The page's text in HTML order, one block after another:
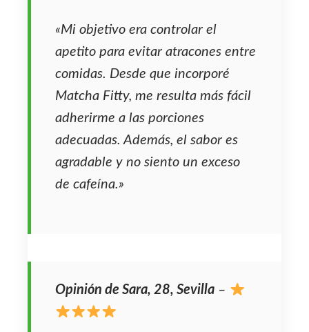
«Mi objetivo era controlar el
apetito para evitar atracones entre
comidas. Desde que incorporé
Matcha Fitty, me resulta más fácil
adherirme a las porciones
adecuadas. Además, el sabor es
agradable y no siento un exceso
de cafeína.»
Opinión de Sara, 28, Sevilla –